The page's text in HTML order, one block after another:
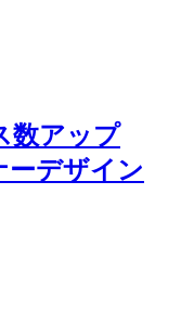
数アップ
ーデザイン